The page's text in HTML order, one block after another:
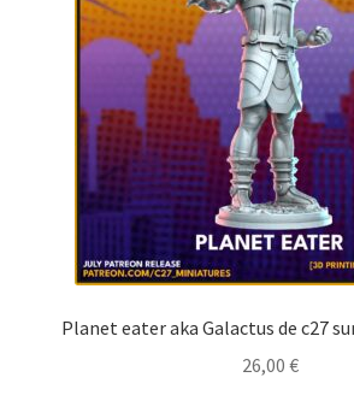
Planet eater aka Galactus de c27
26,00 €